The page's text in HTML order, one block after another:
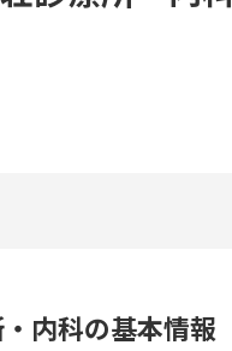
内科の基本情報